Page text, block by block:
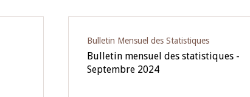
Bulletin Mensuel des Statistiques
Bulletin mensuel des statistiques -
Septembre 2024